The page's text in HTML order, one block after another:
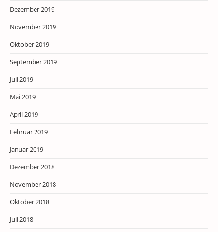
Dezember 2019
November 2019
Oktober 2019
September 2019
Juli 2019
Mai 2019
April 2019
Februar 2019
Januar 2019
Dezember 2018
November 2018
Oktober 2018
Juli 2018